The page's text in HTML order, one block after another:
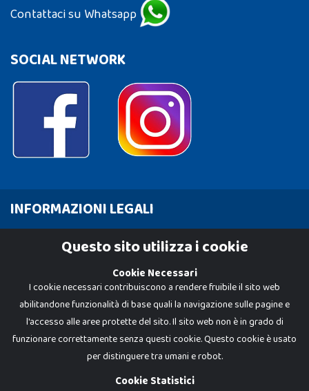
Contattaci su Whatsapp
SOCIAL NETWORK
INFORMAZIONI LEGALI
Cookie PolicyQuesto sito utilizza i cookie
Cookie Necessari
I cookie necessari contribuiscono a rendere fruibile il sito web
abilitandone funzionalità di base quali la navigazione sulle pagine e
l'accesso alle aree protette del sito. Il sito web non è in grado di
funzionare correttamente senza questi cookie. Questo cookie è usato
per distinguere tra umani e robot.
Cookie Statistici